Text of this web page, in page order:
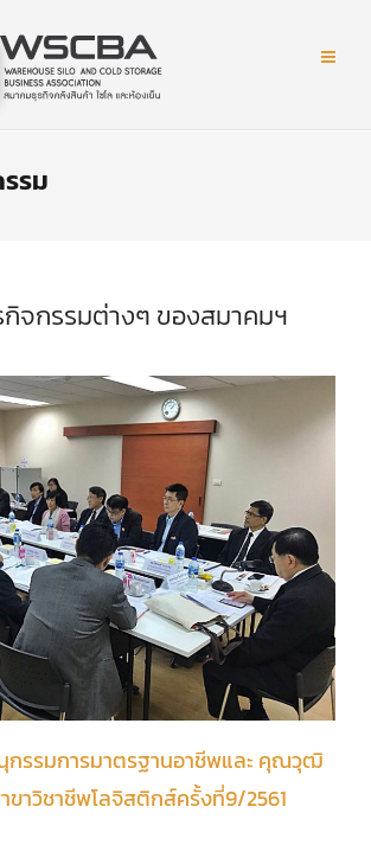
รม
กิจกรรมต่างๆ ของสมาคมฯ
กรรมการมาตรฐานอาชีพและ คุณวุฒิ
ขาวิชาชีพโลจิสติกส์ครั้งที่9/2561